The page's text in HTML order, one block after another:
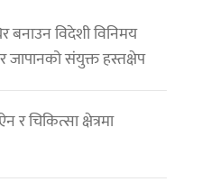
बनाउन विदेशी विनिमय
जापानको संयुक्त हस्तक्षेप
र चिकित्सा क्षेत्रमा